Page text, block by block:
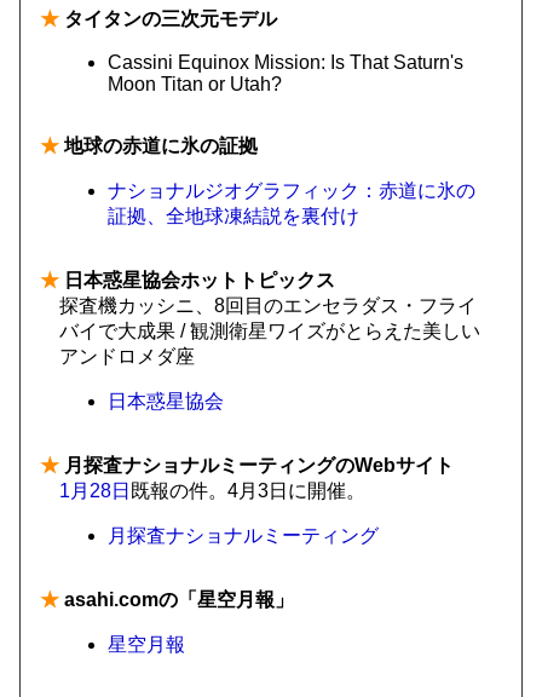
★ タイタンの三次元モデル
Cassini Equinox Mission: Is That Saturn's
Moon Titan or Utah?
★ 地球の赤道に氷の証拠
ナショナルジオグラフィック：赤道に氷の
証拠、全地球凍結説を裏付け
★ 日本惑星協会ホットトピックス
探査機カッシニ、8回目のエンセラダス・フライ
バイで大成果 / 観測衛星ワイズがとらえた美しい
アンドロメダ座
日本惑星協会
★ 月探査ナショナルミーティングのWebサイト
1月28日 既報の件。4月3日に開催。
月探査ナショナルミーティング
★ asahi.comの「星空月報」
星空月報